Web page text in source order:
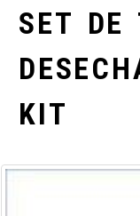
SET DE
KIT